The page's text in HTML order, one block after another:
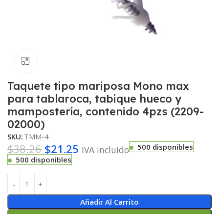
Taquete tipo mariposa Mono max
para tablaroca, tabique hueco y
mampostería, contenido 4pzs (2209-
02000)
SKU: TMM-4
$38.26 $21.25 IVA incluido
500 disponibles
500 disponibles
Añadir Al Carrito